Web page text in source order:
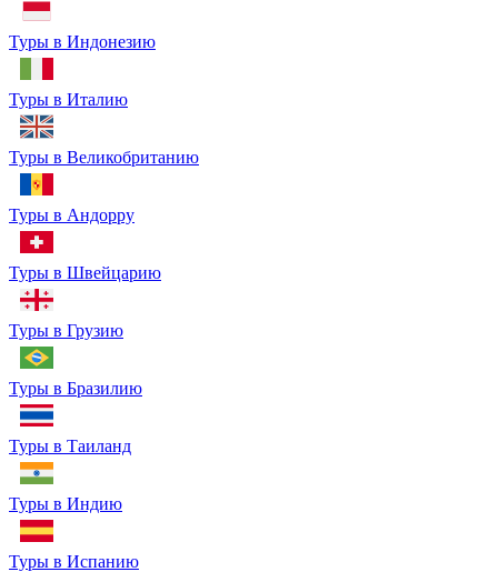
Туры в Индонезию
Туры в Италию
Туры в Великобританию
Туры в Андорру
Туры в Швейцарию
Туры в Грузию
Туры в Бразилию
Туры в Таиланд
Туры в Индию
Туры в Испанию